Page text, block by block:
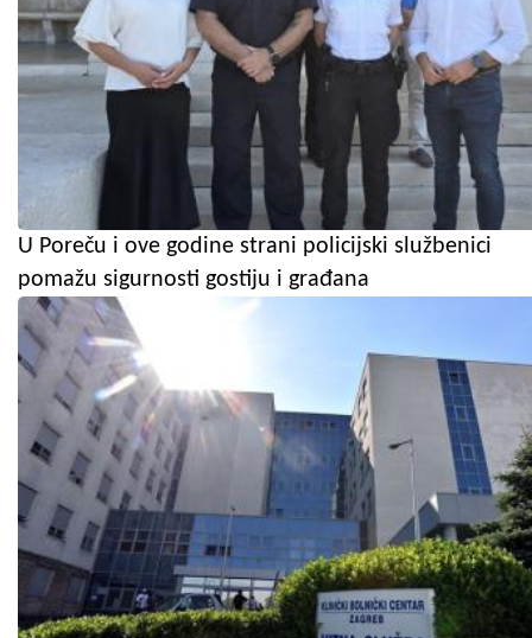
U Poreču i ove godine strani policijski službenici
pomažu sigurnosti gostiju i građana